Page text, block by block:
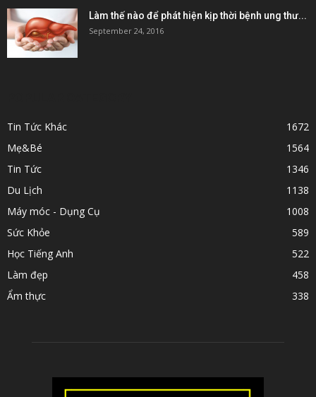
Làm thế nào để phát hiện kịp thời bệnh ung thư...
September 24, 2016
Tin Tức Khác
1672
Mẹ&Bé
1564
Tin Tức
1346
Du Lịch
1138
Máy móc - Dụng Cụ
1008
Sức Khỏe
589
Học Tiếng Anh
522
Làm đẹp
458
Ẩm thực
338